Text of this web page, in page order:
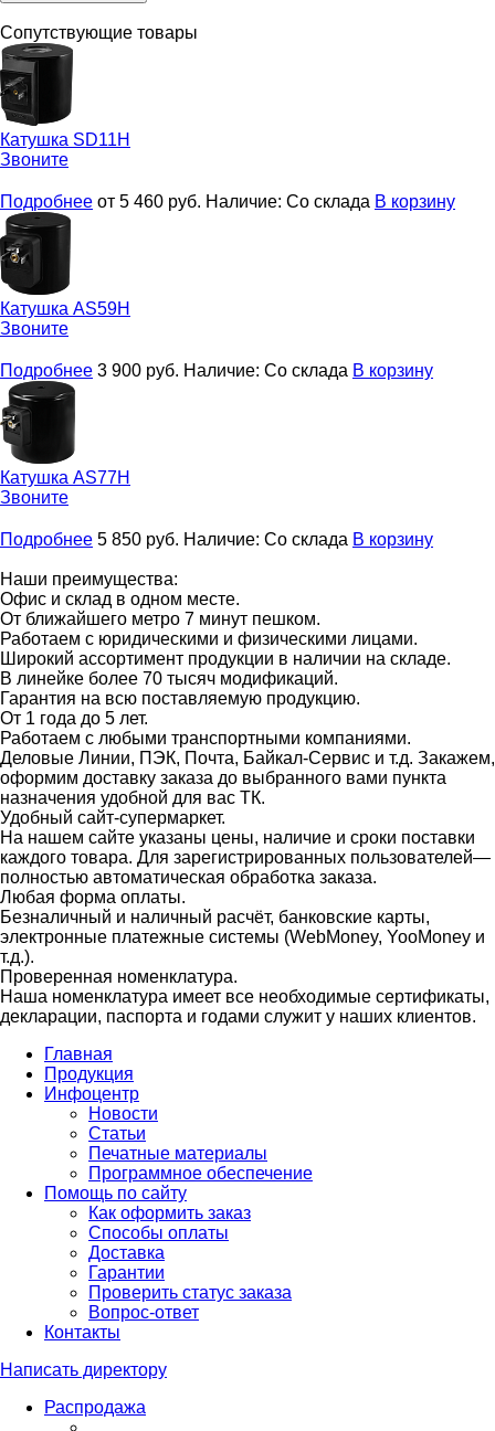
Сопутствующие товары
Катушка SD11H
Звоните
Подробнее от 5 460 руб. Наличие: Со склада В корзину
Катушка AS59H
Звоните
Подробнее 3 900 руб. Наличие: Со склада В корзину
Катушка AS77H
Звоните
Подробнее 5 850 руб. Наличие: Со склада В корзину
Наши преимущества:
Офис и склад в одном месте.
От ближайшего метро 7 минут пешком.
Работаем с юридическими и физическими лицами.
Широкий ассортимент продукции в наличии на складе.
В линейке более 70 тысяч модификаций.
Гарантия на всю поставляемую продукцию.
От 1 года до 5 лет.
Работаем с любыми транспортными компаниями.
Деловые Линии, ПЭК, Почта, Байкал-Сервис и т.д. Закажем,
оформим доставку заказа до выбранного вами пункта
назначения удобной для вас ТК.
Удобный сайт-супермаркет.
На нашем сайте указаны цены, наличие и сроки поставки
каждого товара. Для зарегистрированных пользователей—
полностью автоматическая обработка заказа.
Любая форма оплаты.
Безналичный и наличный расчёт, банковские карты,
электронные платежные системы (WebMoney, YooMoney и
т.д.).
Проверенная номенклатура.
Наша номенклатура имеет все необходимые сертификаты,
декларации, паспорта и годами служит у наших клиентов.
Главная
Продукция
Инфоцентр
Новости
Статьи
Печатные материалы
Программное обеспечение
Помощь по сайту
Как оформить заказ
Способы оплаты
Доставка
Гарантии
Проверить статус заказа
Вопрос-ответ
Контакты
Написать директору
Распродажа